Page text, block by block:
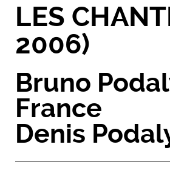
LES
2006)
Bruno
France
Denis